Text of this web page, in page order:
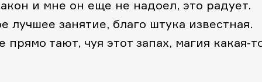
и мне он еще не надоел, это радует.
лучшее занятие, благо штука известная.
тают, чуя этот запах, магия какая-